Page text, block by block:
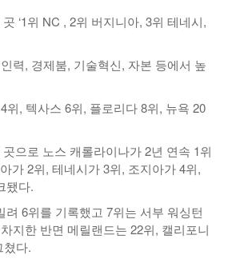
‘1위 NC , 2위 버지니아, 3위 테네시,
력, 경제붐, 기술혁신, 자본 등에서 높
위, 텍사스 6위, 플로리다 8위, 뉴욕 20
으로 노스 캐롤라이나가 2년 연속 1위
가 2위, 테네시가 3위, 조지아가 4위,
됐다.
려 6위를 기록했고 7위는 서부 워싱턴
지한 반면 메릴랜드는 22위, 캘리포니
쳤다.